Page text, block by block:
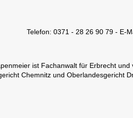
Telefon: 0371 - 28 26 90 79 - E-
ist Fachanwalt für Erbrecht
Chemnitz und Oberlandesgericht